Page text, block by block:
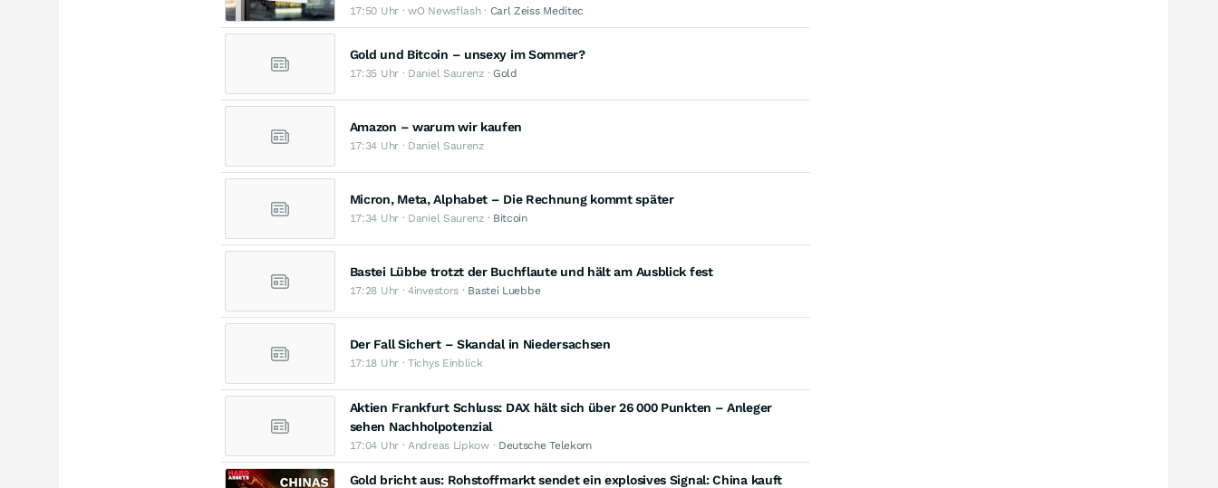
17:50 Uhr · wO Newsflash · Carl Zeiss Meditec
Gold und Bitcoin – unsexy im Sommer?
17:35 Uhr · Daniel Saurenz · Gold
Amazon – warum wir kaufen
17:34 Uhr · Daniel Saurenz
Micron, Meta, Alphabet – Die Rechnung kommt später
17:34 Uhr · Daniel Saurenz · Bitcoin
Bastei Lübbe trotzt der Buchflaute und hält am Ausblick fest
17:28 Uhr · 4investors · Bastei Luebbe
Der Fall Sichert – Skandal in Niedersachsen
17:18 Uhr · Tichys Einblick
Aktien Frankfurt Schluss: DAX hält sich über 26 000 Punkten – Anleger
sehen Nachholpotenzial
17:04 Uhr · Andreas Lipkow · Deutsche Telekom
Gold bricht aus: Rohstoffmarkt sendet ein explosives Signal: China kauft